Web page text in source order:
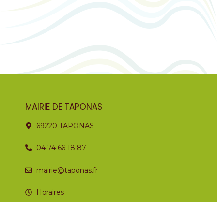
MAIRIE DE TAPONAS
69220 TAPONAS
04 74 66 18 87
mairie@taponas.fr
Horaires